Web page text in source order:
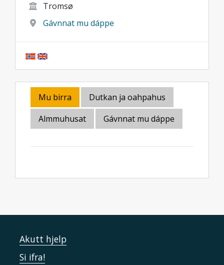
Tromsø
Gávnnat mu dáppe
Mu birra
Dutkan ja oahpahus
Almmuhusat
Gávnnat mu dáppe
Akutt hjelp
Si ifra!